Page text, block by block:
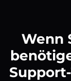
Wenn